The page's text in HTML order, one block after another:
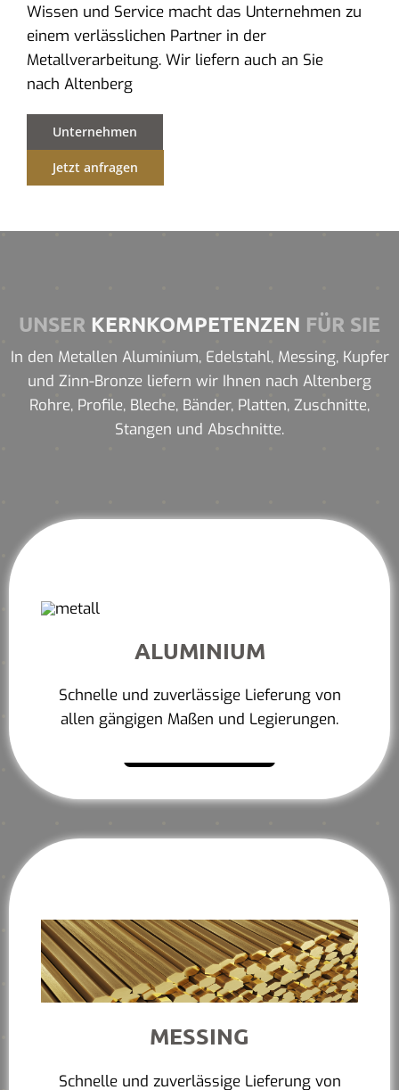
Wissen und Service macht das Unternehmen zu
einem verlässlichen Partner in der
Metallverarbeitung. Wir liefern auch an Sie
nach Altenberg
Unternehmen
Jetzt anfragen
UNSER KERNKOMPETENZEN FÜR SIE
In den Metallen Aluminium, Edelstahl, Messing, Kupfer
und Zinn-Bronze liefern wir Ihnen nach Altenberg
Rohre, Profile, Bleche, Bänder, Platten, Zuschnitte,
Stangen und Abschnitte.
ALUMINIUM
Schnelle und zuverlässige Lieferung von
allen gängigen Maßen und Legierungen.
MESSING
Schnelle und zuverlässige Lieferung von